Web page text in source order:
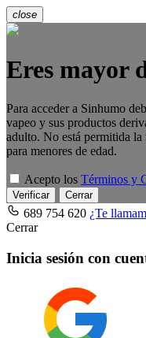
close
Eres mayor
Para acceder a Sinhumo
vapeo y sus productos
adulto. No está permitida la
para menores de edad.
Acepto los Términos y
Verificar Cerrar
689 754 620 ¿Te
Cerrar
Inicia sesión con